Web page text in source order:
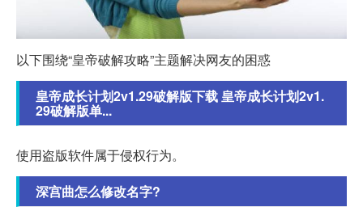
以下围绕“皇帝破解攻略”主题解决网友的困惑
皇帝成长计划2v1.29破解版下载 皇帝成长计划2v1.
29破解版单...
使用盗版软件属于侵权行为。
深宫曲怎么修改名字?